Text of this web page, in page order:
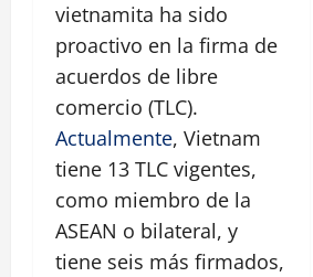
vietnamita ha sido
proactivo en la firma de
acuerdos de libre
comercio (TLC).
Actualmente, Vietnam
tiene 13 TLC vigentes,
como miembro de la
ASEAN o bilateral, y
tiene seis más firmados,